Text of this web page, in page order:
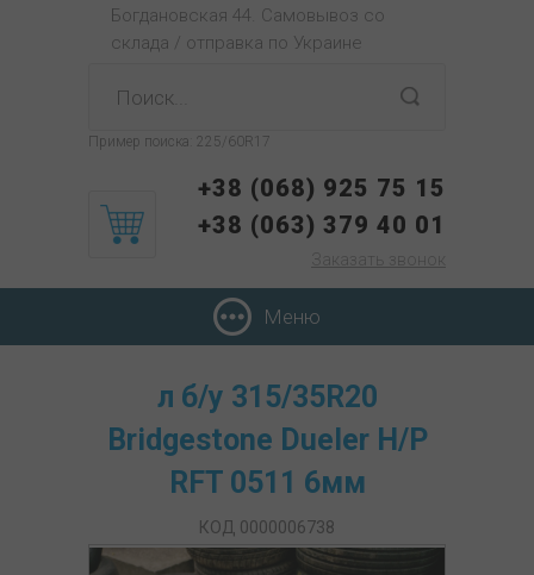
Богдановская 44. Самовывоз со
склада / отправка по Украине
Пример поиска: 225/60R17
+38 (068) 925 75 15
+38 (063) 379 40 01
Заказать звонок
Меню
л б/у 315/35R20
Bridgestone Dueler H/P
RFT 0511 6мм
КОД 0000006738